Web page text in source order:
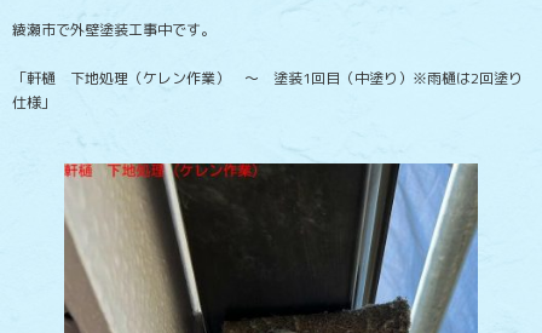
綾瀬市で外壁塗装工事中です。
「軒樋 下地処理（ケレン作業） ～ 塗装1回目（中塗り）※雨樋は2回塗り
仕様」